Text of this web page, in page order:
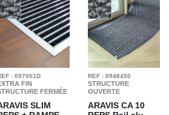
: 097001D
FIN
FERMÉE
SLIM
REF : 0948450
STRUCTURE
OUVERTE
ARAVIS CA 10